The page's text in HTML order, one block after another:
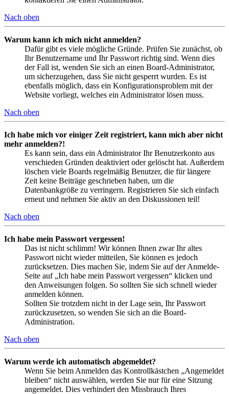
Nach oben
Warum kann ich mich nicht anmelden?
Dafür gibt es viele mögliche Gründe. Prüfen Sie zunächst, ob
Ihr Benutzername und Ihr Passwort richtig sind. Wenn dies
der Fall ist, wenden Sie sich an einen Board-Administrator,
um sicherzugehen, dass Sie nicht gesperrt wurden. Es ist
ebenfalls möglich, dass ein Konfigurationsproblem mit der
Website vorliegt, welches ein Administrator lösen muss.
Nach oben
Ich habe mich vor einiger Zeit registriert, kann mich aber nicht
mehr anmelden?!
Es kann sein, dass ein Administrator Ihr Benutzerkonto aus
verschieden Gründen deaktiviert oder gelöscht hat. Außerdem
löschen viele Boards regelmäßig Benutzer, die für längere
Zeit keine Beiträge geschrieben haben, um die
Datenbankgröße zu verringern. Registrieren Sie sich einfach
erneut und nehmen Sie aktiv an den Diskussionen teil!
Nach oben
Ich habe mein Passwort vergessen!
Das ist nicht schlimm! Wir können Ihnen zwar Ihr altes
Passwort nicht wieder mitteilen, Sie können es jedoch
zurücksetzen. Dies machen Sie, indem Sie auf der Anmelde-
Seite auf „Ich habe mein Passwort vergessen“ klicken und
den Anweisungen folgen. So sollten Sie sich schnell wieder
anmelden können.
Sollten Sie trotzdem nicht in der Lage sein, Ihr Passwort
zurückzusetzen, so wenden Sie sich an die Board-
Administration.
Nach oben
Warum werde ich automatisch abgemeldet?
Wenn Sie beim Anmelden das Kontrollkästchen „Angemeldet
bleiben“ nicht auswählen, werden Sie nur für eine Sitzung
angemeldet. Dies verhindert den Missbrauch Ihres